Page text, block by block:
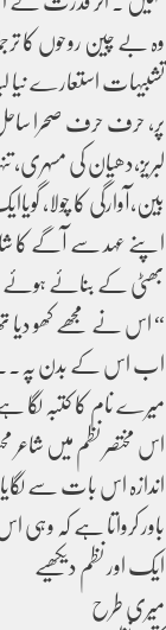
وہ بے چین روحوں کا
تشبیہات استعارے
پر، حرف حرف صحرا
لبریز،دھیان کی
بین،آوارگی کا چولا،
اپنے عہد سے آگے کا
بھٹی کے بنائے
“ اس نے مجھے کھو دیا
اب اس کے بدن
میرے نام کا کتبہ
اس مختصر نظم میں
اندازہ اس بات سے
باور کرواتا ہے کہ
ایک اور نظم دیکھیے
میری طرح